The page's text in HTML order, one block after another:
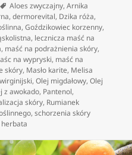
Tagi
Aloes zwyczajny,Arnika
,dermorevital, Dzika róża,
,Goździkowiec korzenny,
, lecznicza maść na
, maść na podrażnienia skóry,
na wypryski, maść na
skóry, Masło karite, Melisa
,Olej migdałowy,Olej
z awokado, Pantenol,
skóry, Rumianek
,schorzenia skóry